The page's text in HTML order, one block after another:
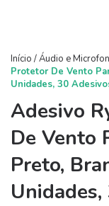
Início /Áudio e
Protetor De Vento
Unidades, 30
Adesivo
De Vento
Preto,